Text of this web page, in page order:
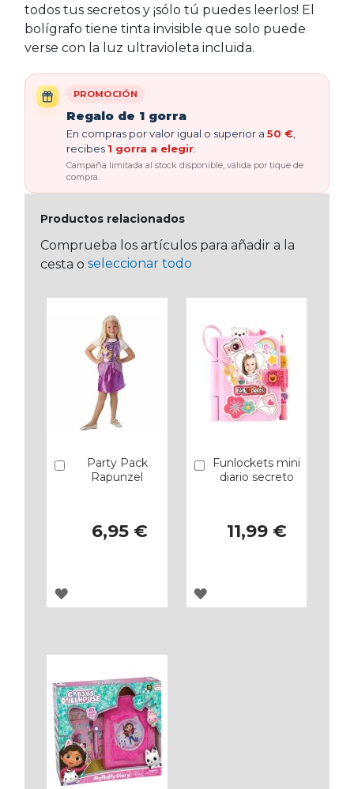
todos tus secretos y ¡sólo tú puedes leerlos! El
bolígrafo tiene tinta invisible que solo puede
verse con la luz ultravioleta incluida.
PROMOCIÓN
Regalo de 1 gorra
En compras por valor igual o superior a 50 €
recibes 1 gorra a elegir
Campaña limitada al stock disponible, válida por tique de
compra.
Productos relacionados
Comprueba los artículos para añadir a la
cesta o seleccionar todo
Party Pack
Rapunzel
6,95 €
Añadir
AGREGAR
FAVORITOS
Funlockets mini
diario secreto
11,99 €
Añadir
AGREGAR